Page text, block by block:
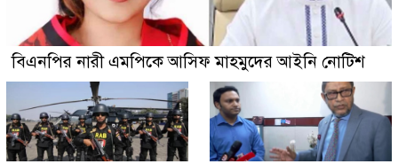
বিএনপির নারী এমপিকে আসিফ মাহমুদের আইনি নোটিশ